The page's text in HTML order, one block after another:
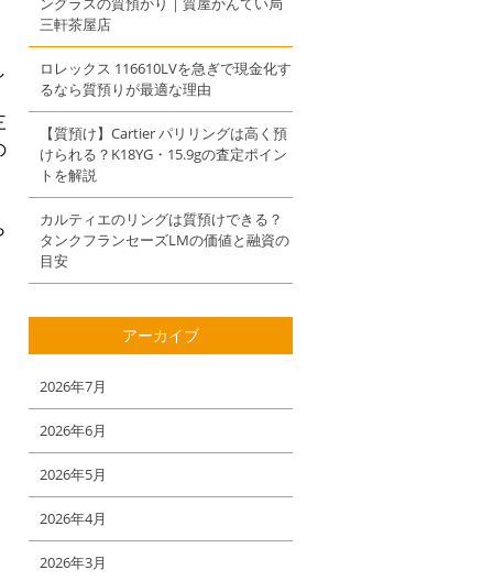
三軒茶屋店
ロレックス 116610LVを急ぎで現金化す
るなら質預りが最適な理由
【質預け】Cartier パリリングは高く預
けられる？K18YG・15.9gの査定ポイン
トを解説
カルティエのリングは質預けできる？
タンクフランセーズLMの価値と融資の
目安
アーカイブ
2026年7月
2026年6月
2026年5月
2026年4月
2026年3月